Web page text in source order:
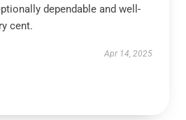
dependable and well-
cent.
Apr 14, 2025